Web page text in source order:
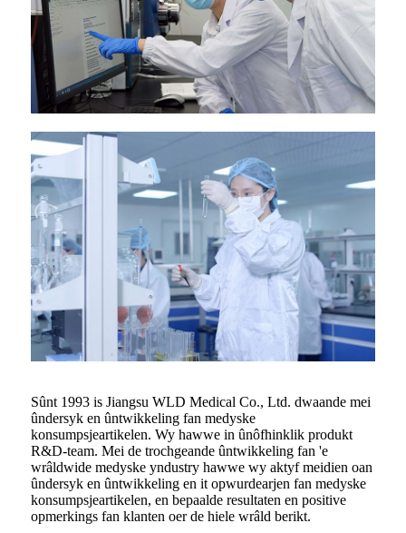
Sûnt 1993 is Jiangsu WLD Medical Co., Ltd. dwaande mei
ûndersyk en ûntwikkeling fan medyske
konsumpsjeartikelen. Wy hawwe in ûnôfhinklik produkt
R&D-team. Mei de trochgeande ûntwikkeling fan 'e
wrâldwide medyske yndustry hawwe wy aktyf meidien oan
ûndersyk en ûntwikkeling en it opwurdearjen fan medyske
konsumpsjeartikelen, en bepaalde resultaten en positive
opmerkings fan klanten oer de hiele wrâld berikt.